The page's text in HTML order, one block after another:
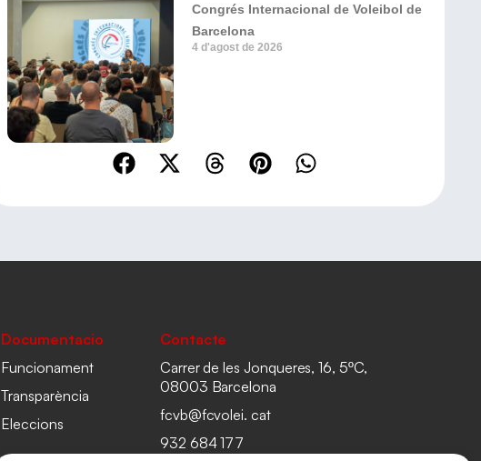
Congrés Internacional de Voleibol de
Barcelona
4 d'agost de 2026
Documentacio
Funcionament
Transparència
Eleccions
Contacte
Carrer de les Jonqueres, 16, 5ºC,
08003 Barcelona
fcvb@fcvolei. cat
932 684 177